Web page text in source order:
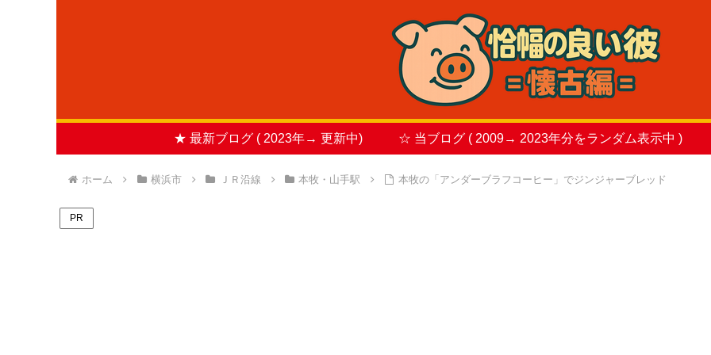
★ 最新ブログ ( 2023年→ 更新中) ☆ 当ブログ ( 2009→ 2023年分をランダム表示中 )
ホーム 横浜市 ＪＲ沿線 本牧・山手駅 本牧の「アンダーブラフコーヒー」でジンジャーブレッド
PR